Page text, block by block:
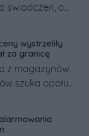
świadczeń, a
płacy
wystrzeliły.
za granicę
z magazynów.
szuka opału
nawet